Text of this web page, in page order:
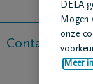
Contact
DELA
Mogen
onze
Meer